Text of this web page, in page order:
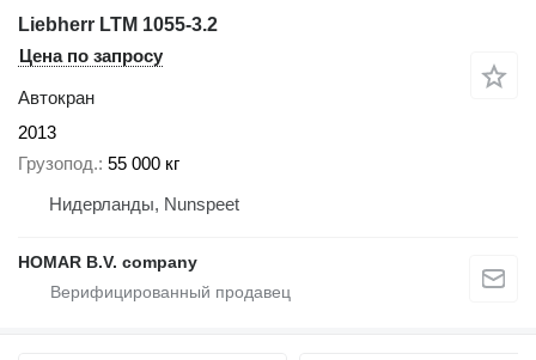
Liebherr LTM 1055-3.2
Цена по запросу
Автокран
2013
Грузопод. 55 000 кг
Нидерланды, Nunspeet
HOMAR B.V. company